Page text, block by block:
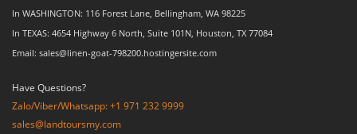
In WASHINGTON: 116 Forest Lane, Bellingham, WA 98225
In TEXAS: 4654 Highway 6 North, Suite 101N, Houston, TX 77084
Email: sales@linen-goat-798200.hostingersite.com
Have Questions?
Zalo/Viber/Whatsapp: +1 971 232 9999
sales@landtoursmy.com